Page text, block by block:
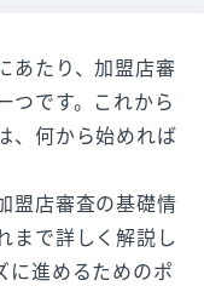
あたり、加盟店審
つです。これから
、何から始めれば
盟店審査の基礎情
まで詳しく解説し
に進めるためのポ